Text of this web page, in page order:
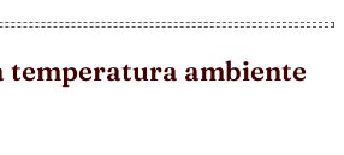
temperatura ambiente